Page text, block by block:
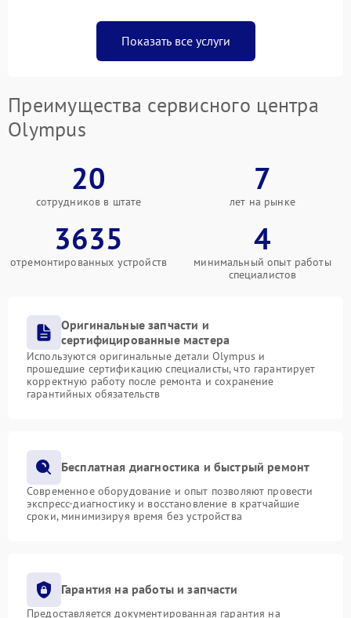
Показать все услуги
Преимущества сервисного центра
Olympus
20
сотрудников в штате
7
лет на рынке
3635
отремонтированных устройств
4
минимальный опыт работы
специалистов
Оригинальные запчасти и
сертифицированные мастера
Используются оригинальные детали Olympus и
прошедшие сертификацию специалисты, что гарантирует
корректную работу после ремонта и сохранение
гарантийных обязательств
Бесплатная диагностика и быстрый ремонт
Современное оборудование и опыт позволяют провести
экспресс-диагностику и восстановление в кратчайшие
сроки, минимизируя время без устройства
Гарантия на работы и запчасти
Предоставляется документированная гарантия на